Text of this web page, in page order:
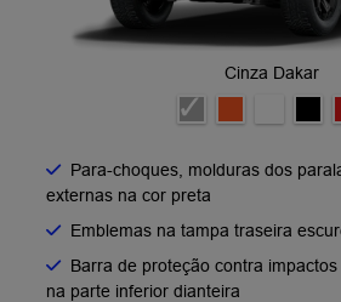
Cinza Dakar
Para-choques, molduras dos
externas na cor preta
Emblemas na tampa traseira
Barra de proteção contra
na parte inferior dianteira